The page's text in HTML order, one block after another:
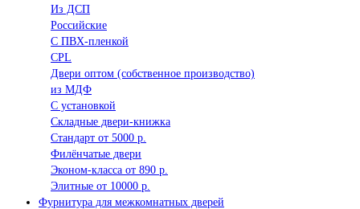
Из ДСП
Российские
C ПВХ-пленкой
CPL
Двери оптом (собственное производство)
из МДФ
С установкой
Складные двери-книжка
Стандарт от 5000 р.
Филёнчатые двери
Эконом-класса от 890 р.
Элитные от 10000 р.
Фурнитура для межкомнатных дверей